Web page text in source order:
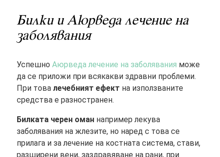
Билки и Аюрведа лечение на
заболявания
УспешноАюрведа лечение на заболявания може
да се приложи при всякакви здравни проблеми.
При товалечебният ефект на използваните
средства е разностранен.
Билката черен оман например лекува
заболявания на жлезите, но наред с това се
прилага и за лечение на костната система, стави,
разширени вени, заздравяване на рани, при